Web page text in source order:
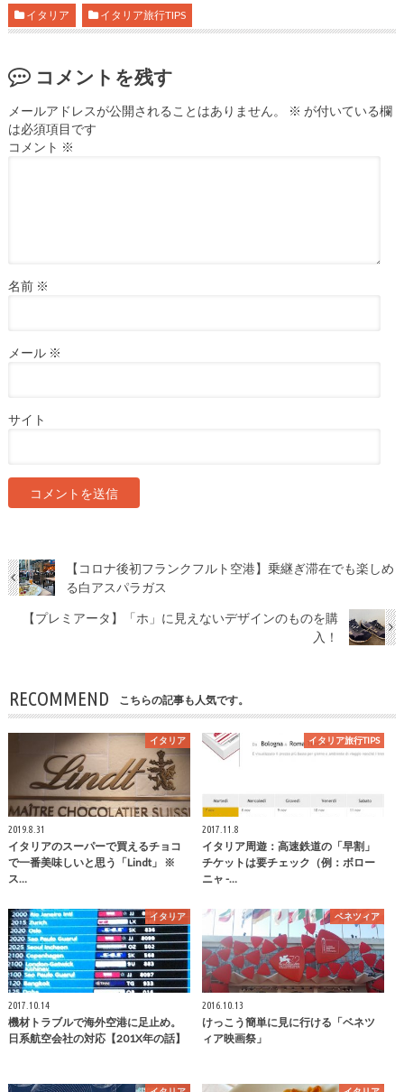
イタリア イタリア旅行TIPS
コメントを残す
メールアドレスが公開されることはありません。 ※ が付いている欄
は必須項目です
コメント ※
名前 ※
メール ※
サイト
【コロナ後初フランクフルト空港】乗継ぎ滞在でも楽しめ
る白アスパラガス
【プレミアータ】「ホ」に見えないデザインのものを購
入！
RECOMMEND こちらの記事も人気です。
イタリア
2019.8.31
イタリアのスーパーで買えるチョコ
で一番美味しいと思う「Lindt」 ※
ス…
イタリア旅行TIPS
2017.11.8
イタリア周遊：高速鉄道の「早割」
チケットは要チェック（例：ボロー
ニャ -…
イタリア
2017.10.14
機材トラブルで海外空港に足止め。
日系航空会社の対応【201X年の話】
ベネツィア
2016.10.13
けっこう簡単に見に行ける「ベネツ
ィア映画祭」